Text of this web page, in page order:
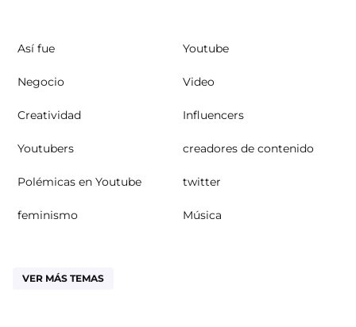
Así fue Youtube
Negocio Video
Creatividad Influencers
Youtubers creadores de contenido
Polémicas en Youtube twitter
feminismo Música
VER MÁS TEMAS